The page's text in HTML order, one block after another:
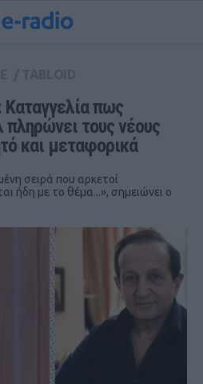
πως
τους νέους
και μεταφορικά
σειρά που αρκετοί
ήδη με το θέμα...», σημειώνει ο